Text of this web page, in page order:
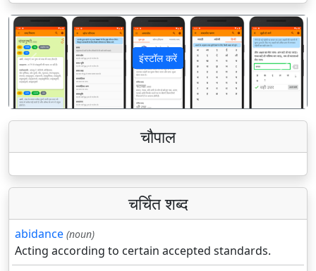
इंस्टॉल करें
पिछला अगला
चौपाल
चर्चित शब्द
abidance (noun)
Acting according to certain accepted standards.